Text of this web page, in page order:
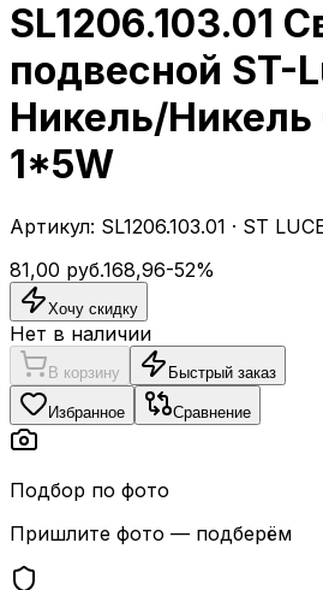
SL1206.103.01
подвесной ST-
Никель/Никель
1*5W
Артикул: SL1206.103.01 · ST
81,00 руб.168,96-52%
Хочу скидку
Нет в наличии
В корзину Быстрый заказ
Избранное Сравнение
Подбор по фото
Пришлите фото — подберём